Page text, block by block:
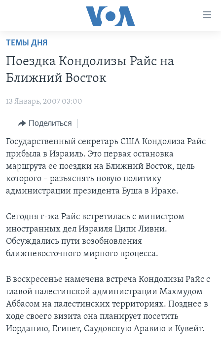
Перейти
основной
контент
навигации
Перейти
поиск
ПРОГРАММЫ
НОВОСТИ ЗА МИНУТУ
ИТОГИ
ПОЧЕМУ ЭТО ВАЖНО?
ДИСКУССИЯ VOA
ДЕТАЛИ
НЬЮ-ЙОРК NEW YORK
АМЕРИКА. БОЛЬШОЕ ПУТЕШЕСТВИЕ
УЧИМ АНГЛИЙСКИЙ
НАША АМЕРИКАНСКАЯ ИСТОРИЯ
А КАК В АМЕРИКЕ?
АМЕРИКАНСКИЕ ГОРОДКИ
ТЕСТЫ
ЭКСПЕРТИЗА
ИНТЕРВЬЮ
ФАКТЫ ПРОТИВ ФЕЙКОВ
ЗА СВОБОДУ ПРЕССЫ
УЧИМ АНГЛИЙСКИЙ
ВИДЕО
ПОДПИСКА НА НОВОСТИ
Learning English
ТЕМЫ ДНЯ
Поездка Кондолизы Райс на
Ближний Восток
13 Январь, 2007 03:00
Поделиться
Государственный секретарь США Кондолиза Райс
прибыла в Израиль. Это первая остановка
маршрута ее поездки на Ближний Восток, цель
которого – разъяснять новую политику
администрации президента Буша в Ираке.
Сегодня г-жа Райс встретилась с министром
иностранных дел Израиля Ципи Ливни.
Обсуждались пути возобновления
ближневосточного мирного процесса.
В воскресенье намечена встреча Кондолизы Райс с
главой палестинской администрации Махмудом
Аббасом на палестинских территориях. Позднее в
ходе своего визита она планирует посетить
Иорданию, Египет, Саудовскую Аравию и Кувейт.